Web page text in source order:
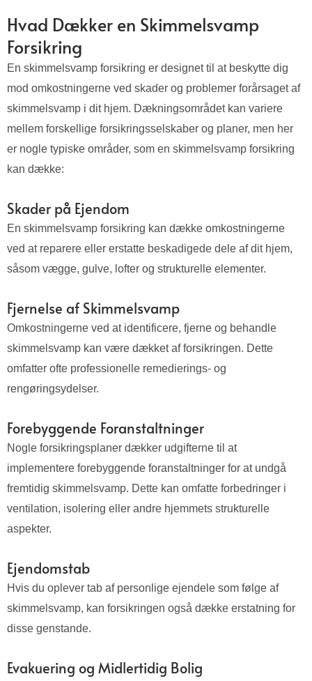
Hvad Dækker en Skimmelsvamp
Forsikring
En skimmelsvamp forsikring er designet til at beskytte dig
mod omkostningerne ved skader og problemer forårsaget af
skimmelsvamp i dit hjem. Dækningsområdet kan variere
mellem forskellige forsikringsselskaber og planer, men her
er nogle typiske områder, som en skimmelsvamp forsikring
kan dække:
Skader på Ejendom
En skimmelsvamp forsikring kan dække omkostningerne
ved at reparere eller erstatte beskadigede dele af dit hjem,
såsom vægge, gulve, lofter og strukturelle elementer.
Fjernelse af Skimmelsvamp
Omkostningerne ved at identificere, fjerne og behandle
skimmelsvamp kan være dækket af forsikringen. Dette
omfatter ofte professionelle remedierings- og
rengøringsydelser.
Forebyggende Foranstaltninger
Nogle forsikringsplaner dækker udgifterne til at
implementere forebyggende foranstaltninger for at undgå
fremtidig skimmelsvamp. Dette kan omfatte forbedringer i
ventilation, isolering eller andre hjemmets strukturelle
aspekter.
Ejendomstab
Hvis du oplever tab af personlige ejendele som følge af
skimmelsvamp, kan forsikringen også dække erstatning for
disse genstande.
Evakuering og Midlertidig Bolig